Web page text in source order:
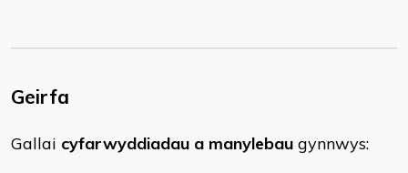
Geirfa
​Gallai cyfarwyddiadau a manylebau gynnwys: